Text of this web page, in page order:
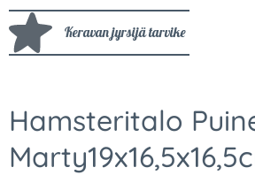
Keravan jyrsijä tarvike
Hamsteritalo